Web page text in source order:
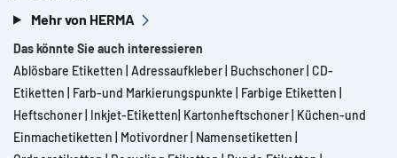
Maßnahmen zur Förderung der Barrierefreiheit
HERMA hat die folgenden Maßnahmen ergriffen, um den
barrierefreien Zugang zu unseren Webinhalten zu
gewährleisten:
Schulung unserer Online-Redakteure in Sachen
Mehr von HERMA
Das könnte Sie auch interessieren
Ablösbare Etiketten Adressaufkleber Buchschoner CD-
Etiketten
Farb-und Markierungspunkte Farbige Etiketten
Heftschoner Inkjet-Etiketten Kartonheftschoner Küchen-und
Einmachetiketten
Motivordner Namensetiketten